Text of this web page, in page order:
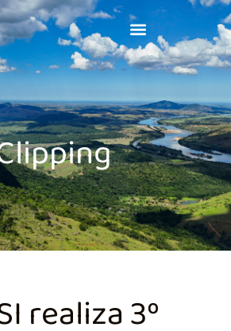
realiza 3º